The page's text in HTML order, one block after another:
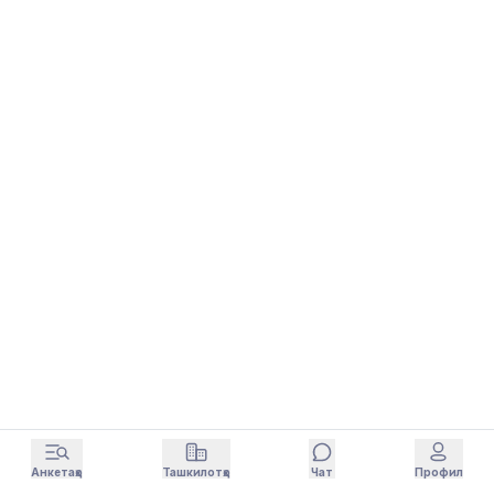
Анкетаҳо Ташкилотҳо Чат Профил